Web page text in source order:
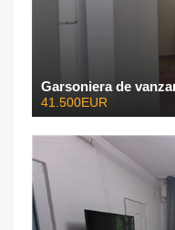
Garsoniera de
41.500EUR